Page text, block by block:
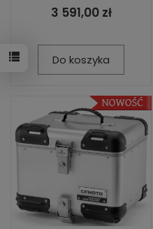
3 591,00 zł
Do koszyka